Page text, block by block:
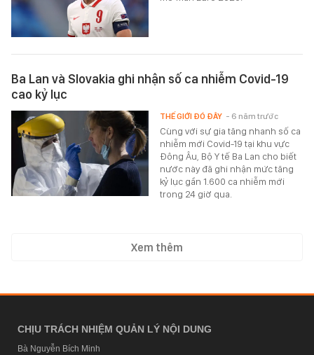
Ba Lan và Slovakia ghi nhận số ca nhiễm Covid-19
cao kỷ lục
Cùng với sự gia tăng nhanh số ca
nhiễm mới Covid-19 tại khu vực
Đông Âu, Bộ Y tế Ba Lan cho biết
nước này đã ghi nhận mức tăng
kỷ lục gần 1.600 ca nhiễm mới
trong 24 giờ qua.
THẾ GIỚI ĐÓ ĐÂY - 6 năm trước
Xem thêm
CHỊU TRÁCH NHIỆM QUẢN LÝ NỘI DUNG
Bà Nguyễn Bích Minh